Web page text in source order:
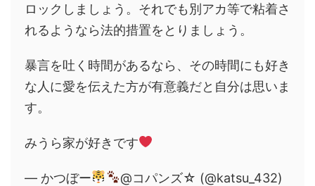
ロックしましょう。それでも別アカ等で粘着さ
れるようなら法的措置をとりましょう。
暴言を吐く時間があるなら、その時間にも好き
な人に愛を伝えた方が有意義だと自分は思いま
す。
みうら家が好きです
— かつぼー
@コパンズ☆ (@katsu_432)